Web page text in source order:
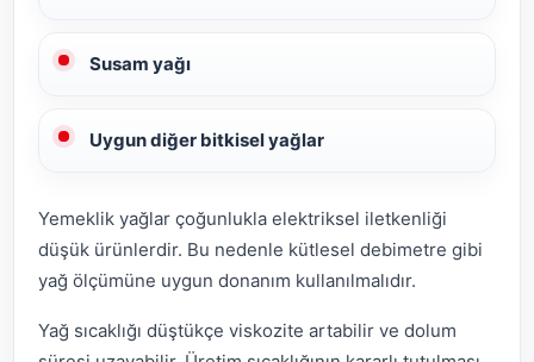
Susam yağı
Uygun diğer bitkisel yağlar
Yemeklik yağlar çoğunlukla elektriksel iletkenliği
düşük ürünlerdir. Bu nedenle kütlesel debimetre gibi
yağ ölçümüne uygun donanım kullanılmalıdır.
Yağ sıcaklığı düştükçe viskozite artabilir ve dolum